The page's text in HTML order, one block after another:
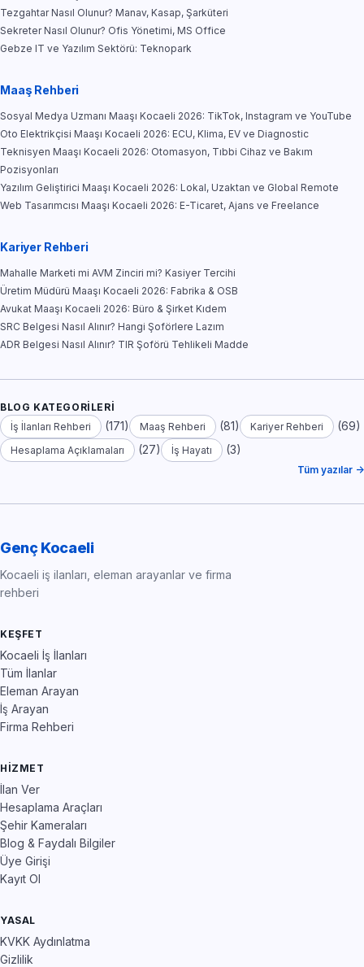
Tezgahtar Nasıl Olunur? Manav, Kasap, Şarküteri
Sekreter Nasıl Olunur? Ofis Yönetimi, MS Office
Gebze IT ve Yazılım Sektörü: Teknopark
Maaş Rehberi
Sosyal Medya Uzmanı Maaşı Kocaeli 2026: TikTok, Instagram ve YouTube
Oto Elektrikçisi Maaşı Kocaeli 2026: ECU, Klima, EV ve Diagnostic
Teknisyen Maaşı Kocaeli 2026: Otomasyon, Tıbbi Cihaz ve Bakım
Pozisyonları
Yazılım Geliştirici Maaşı Kocaeli 2026: Lokal, Uzaktan ve Global Remote
Web Tasarımcısı Maaşı Kocaeli 2026: E-Ticaret, Ajans ve Freelance
Kariyer Rehberi
Mahalle Marketi mi AVM Zinciri mi? Kasiyer Tercihi
Üretim Müdürü Maaşı Kocaeli 2026: Fabrika & OSB
Avukat Maaşı Kocaeli 2026: Büro & Şirket Kıdem
SRC Belgesi Nasıl Alınır? Hangi Şoförlere Lazım
ADR Belgesi Nasıl Alınır? TIR Şoförü Tehlikeli Madde
BLOG KATEGORILERI
İş İlanları Rehberi
(171) Maaş Rehberi (81) Kariyer Rehberi (69)
Hesaplama Açıklamaları (27) İş Hayatı (3)
Tüm yazılar →
Genç Kocaeli
Kocaeli iş ilanları, eleman arayanlar ve firma
rehberi
KEŞFET
Kocaeli İş İlanları
Tüm İlanlar
Eleman Arayan
İş Arayan
Firma Rehberi
HIZMET
İlan Ver
Hesaplama Araçları
Şehir Kameraları
Blog & Faydalı Bilgiler
Üye Girişi
Kayıt Ol
YASAL
KVKK Aydınlatma
Gizlilik